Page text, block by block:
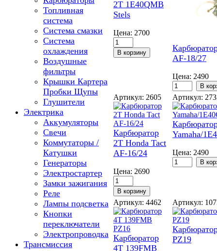
Топливная
система
Система смазки
Система
охлаждения
Воздушные
фильтры
Крышки Картера
Пробки Щупы
Глушители
Электрика
Аккумуляторы
Свечи
Коммутаторы /
Катушки
Генераторы
Электростартер
Замки зажигания
Реле
Лампы подсветка
Кнопки
переключатели
Электропроводка
Трансмиссия
2T 1E40QMB
Stels
Цена: 2700
AF-18/27
Цена: 2490
Артикул: 2605
Карбюратор
2T Honda Tact
AF-16/24
Цена: 2690
Артикул:
Yamaha/
Цена: 2490
Артикул: 4462
Карбюратор
4T 139FMB
Артикул:
PZ19